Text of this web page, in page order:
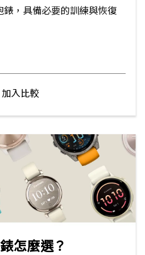
錶，具備必要的訓練與恢復
怎麼選？